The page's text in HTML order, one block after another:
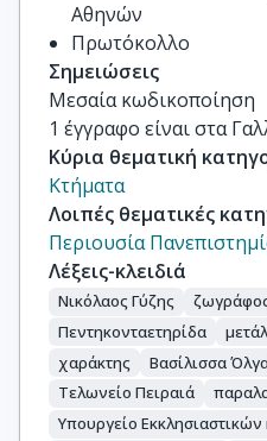
Αθηνών
Πρωτόκολλο
Σημειώσεις
Μεσαία κωδικοποίηση
1 έγγραφο είναι στα
Κύρια θεματική
Κτήματα
Λοιπές θεματικές
Περιουσία
Λέξεις-κλειδιά
Νικόλαος Γύζης
Πεντηκονταετηρίδα
χαράκτης
Βασίλισσα
Τελωνείο Πειραιά
Υπουργείο